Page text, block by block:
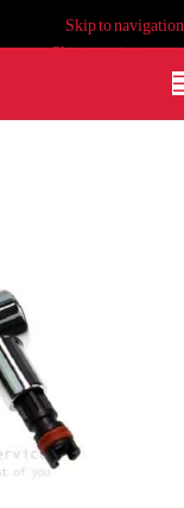
Skip to navigation
Skip to main content